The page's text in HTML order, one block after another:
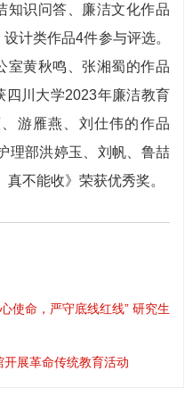
知识问答、廉洁文化作品
计类作品4件参与评选。
室黄秋鸣、张湘蜀的作品
四川大学2023年廉洁教育
游雁燕、刘仕伟的作品
理部洪婷玉、刘帆、鲁喆
真不能收》荣获优秀奖。
使命，严守底线红线” 研究生
展革命传统教育活动